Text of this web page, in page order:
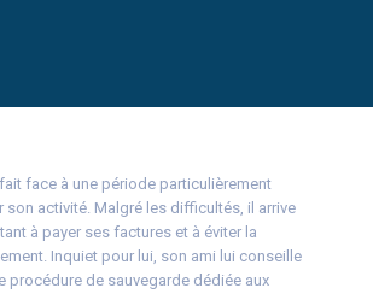
face à une période particulièrement
son activité. Malgré les difficultés, il arrive
à payer ses factures et à éviter la
Inquiet pour lui, son ami lui conseille
procédure de sauvegarde dédiée aux